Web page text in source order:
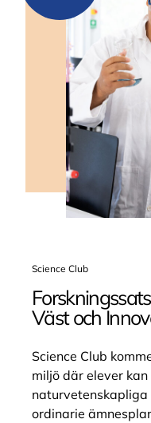
Vård- och
VVS- och
Lokal
Na­tio­nell
Science Club
Väst och
Science Club
miljö där elever
naturvetenskapliga
ordinarie